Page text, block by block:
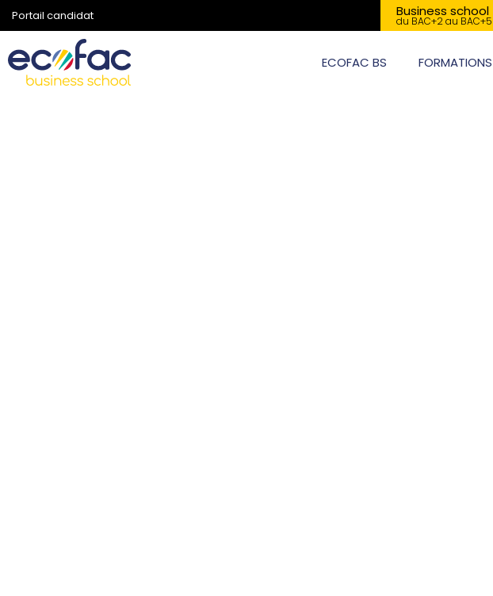
Portail candidat Business school
du BAC+2 au BAC+5
ECOFAC BS FORMATIONS